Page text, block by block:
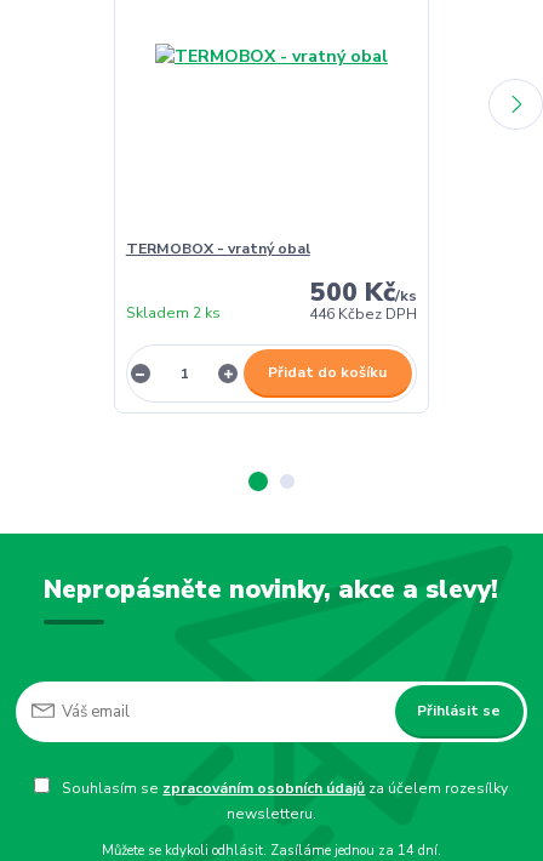
TERMOBOX - vratný obal
500 Kč/ks
446 Kčbez DPH
Skladem 2 ks
Přidat do košíku
Nepropásněte novinky, akce a slevy!
Přihlásit se
Souhlasím se zpracováním osobních údajů za účelem rozesílky
newsletteru.
Můžete se kdykoli odhlásit. Zasíláme jednou za 14 dní.